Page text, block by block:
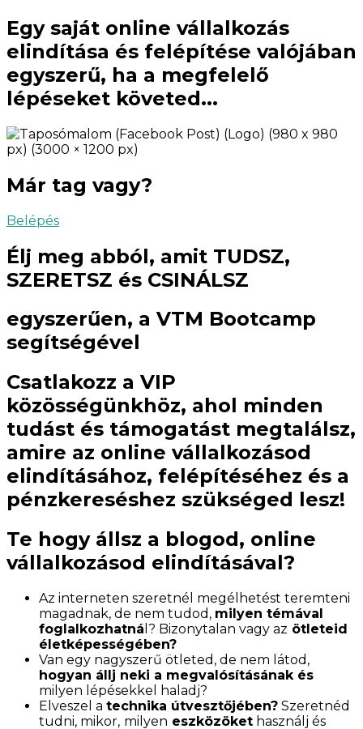
Egy saját online vállalkozás
elindítása és felépítése valójában
egyszerű, ha a megfelelő
lépéseket követed...
Már tag vagy?
Belépés
Élj meg abból, amit TUDSZ,
SZERETSZ és CSINÁLSZ
egyszerűen, a VTM Bootcamp
segítségével
Csatlakozz a VIP
közösségünkhöz, ahol minden
tudást és támogatást megtalálsz,
amire az online vállalkozásod
elindításához, felépítéséhez és a
pénzkereséshez szükséged lesz!
Te hogy állsz a blogod, online
vállalkozásod elindításával?
Az interneten szeretnél megélhetést teremteni
magadnak, de nem tudod, milyen témával
foglalkozhatná l? Bizonytalan vagy az ötleteid
életképességében?
Van egy nagyszerű ötleted, de nem látod,
hogyan állj neki a megvalósításának és
milyen lépésekkel haladj?
Elveszel a technika útvesztőjében? Szeretnéd
tudni, mikor, milyen eszközöket használj és